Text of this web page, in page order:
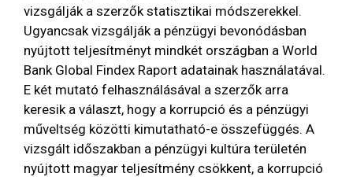
vizsgálják a szerzők statisztikai módszerekkel.
Ugyancsak vizsgálják a pénzügyi bevonódásban
nyújtott teljesítményt mindkét országban a World
Bank Global Findex Raport adatainak használatával.
E két mutató felhasználásával a szerzők arra
keresik a választ, hogy a korrupció és a pénzügyi
műveltség közötti kimutatható-e összefüggés. A
vizsgált időszakban a pénzügyi kultúra területén
nyújtott magyar teljesítmény csökkent, a korrupció